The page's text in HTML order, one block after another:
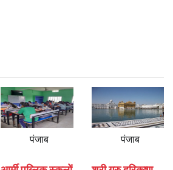
पंजाब पंजाब